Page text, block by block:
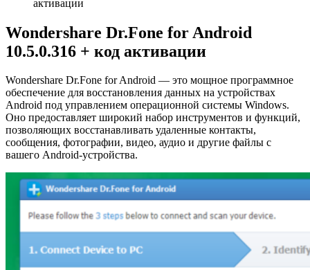
активации
Wondershare Dr.Fone for Android
10.5.0.316 + код активации
Wondershare Dr.Fone for Android — это мощное программное
обеспечение для восстановления данных на устройствах
Android под управлением операционной системы Windows.
Оно предоставляет широкий набор инструментов и функций,
позволяющих восстанавливать удаленные контакты,
сообщения, фотографии, видео, аудио и другие файлы с
вашего Android-устройства.